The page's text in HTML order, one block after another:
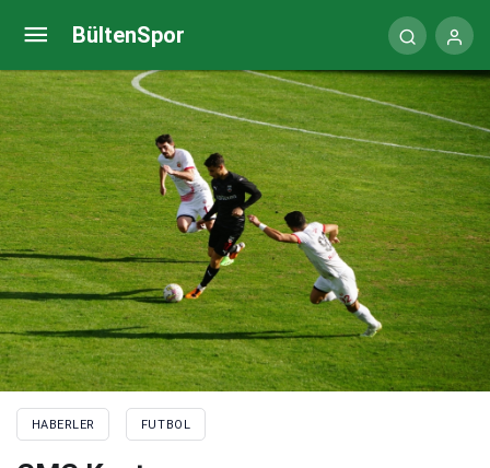
BültenSpor
HABERLER FUTBOL
Bucaspor 1928-Fethiyespor maç sonucu: 3-1